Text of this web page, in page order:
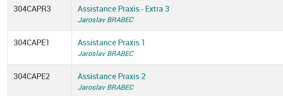
304CAPR3 Assistance Praxis - Extra 3
Jaroslav BRABEC
304CAPE1 Assistance Praxis 1
Jaroslav BRABEC
304CAPE2 Assistance Praxis 2
Jaroslav BRABEC